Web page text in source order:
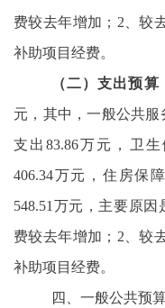
费较去年增加；2、较
补助项目经费。
（二）支出预算
元，其中，一般公共服
支出83.86万元，卫
406.34万元，住房保
548.51万元，主要原
费较去年增加；2、较
补助项目经费。
四、一般公共预